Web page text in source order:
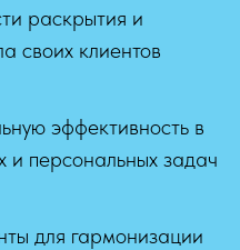
раскрытия и
своих клиентов
эффективность в
персональных задач
для гармонизации